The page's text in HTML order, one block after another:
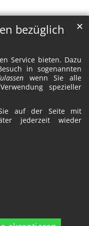
bezüglich
Service bieten. Dazu
in sogenannten
wenn Sie alle
spezieller
Sie auf der Seite mit
jederzeit wieder
✕